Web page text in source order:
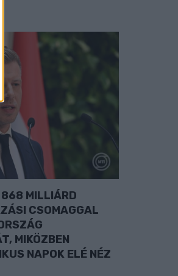
MILLIÁRD
CSOMAGGAL
MIKÖZBEN
NAPOK ELÉ NÉZ